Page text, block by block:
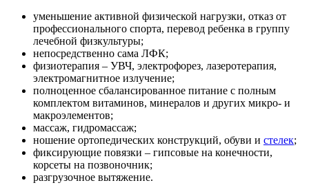
уменьшение активной физической нагрузки, отказ от
профессионального спорта, перевод ребенка в группу
лечебной физкультуры;
непосредственно сама ЛФК;
физиотерапия – УВЧ, электрофорез, лазеротерапия,
электромагнитное излучение;
полноценное сбалансированное питание с полным
комплектом витаминов, минералов и других микро- и
макроэлементов;
массаж, гидромассаж;
ношение ортопедических конструкций, обуви и стелек;
фиксирующие повязки – гипсовые на конечности,
корсеты на позвоночник;
разгрузочное вытяжение.